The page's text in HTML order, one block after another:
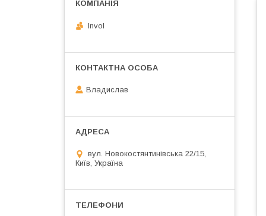
Invol
Владислав
вул. Новокостянтинівська 22/15,
Київ, Україна